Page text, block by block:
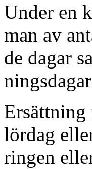
Under en
man av
de dagar
lördag
ringen